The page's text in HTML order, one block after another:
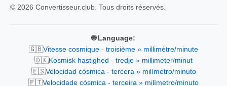
© 2026 Convertisseur.club. Tous droits réservés.
🌐 Language:
🇬🇧Vitesse cosmique - troisième » millimètre/minute
🇩🇰Kosmisk hastighed - tredje » millimeter/minut
🇪🇸Velocidad cósmica - tercera » milímetro/minuto
🇵🇹Velocidade cósmica - terceira » milímetro/minuto